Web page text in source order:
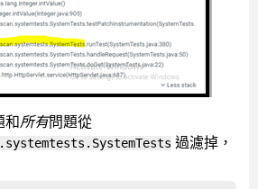
和所有問題從
過濾掉，